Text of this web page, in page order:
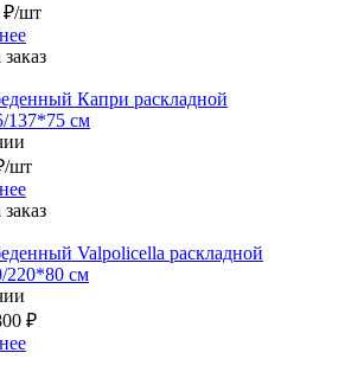
₽/шт
Капри раскладной
137*75 см
/шт
Valpolicella раскладной
220*80 см
₽